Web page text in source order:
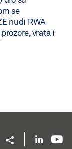
se
nudi RWA
vrata i